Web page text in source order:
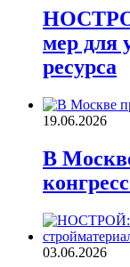
мер для
ресурса
19.06.2026
В
03.06.2026